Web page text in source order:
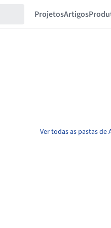
ProjetosArtigos
Ver todas as pastas de